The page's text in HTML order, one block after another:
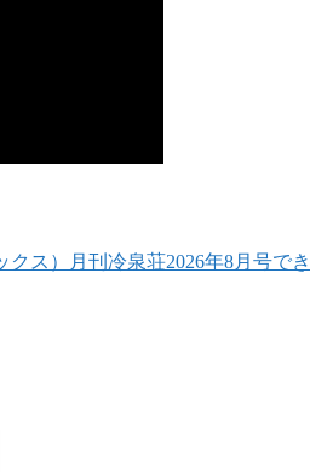
クス）月刊冷泉荘2026年8月号でき